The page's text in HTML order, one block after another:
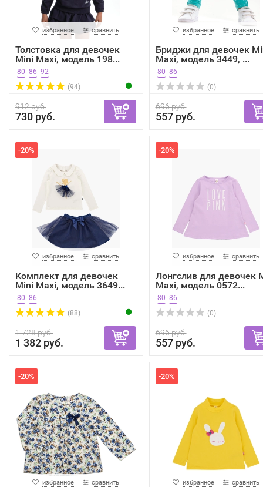
избранное сравнить
Толстовка для девочек
Mini Maxi, модель 198...
80 86 92
(94)
912 руб.
730 руб.
избранное сравнить
Бриджи для девочек
Maxi, модель 3449, ...
80 86
(0)
696 руб.
557 руб.
-20%
избранное сравнить
Комплект для девочек
Mini Maxi, модель 3649...
80 86
(88)
1 728 руб.
1 382 руб.
-20%
избранное сравнить
Лонгслив для девочек
Maxi, модель 0572...
80 86
(0)
696 руб.
557 руб.
-20%
избранное сравнить
-20%
избранное сравнить